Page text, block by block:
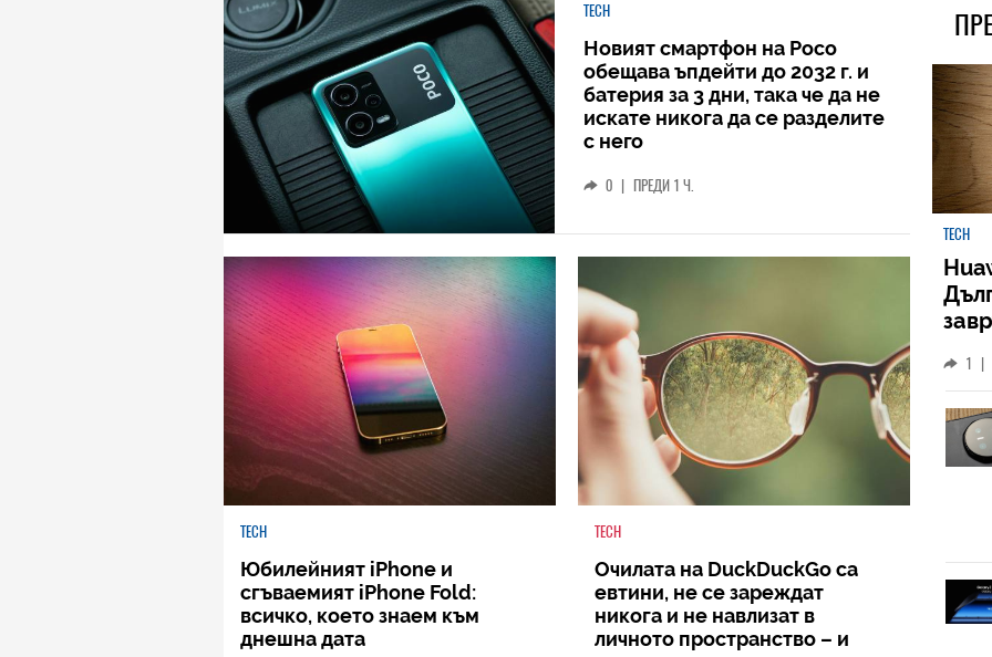
TECH
Новият смартфон на Poco
обещава ъпдейти до 2032 г. и
батерия за 3 дни, така че да не
искате никога да се разделите
с него
0 | ПРЕДИ 1 Ч.
TECH
Юбилейният iPhone и
сгъваемият iPhone Fold:
всичко, което знаем към
днешна дата
TECH
Очилата на DuckDuckGo са
евтини, не се зареждат
никога и не навлизат в
личното пространство – и
TECH
1 |